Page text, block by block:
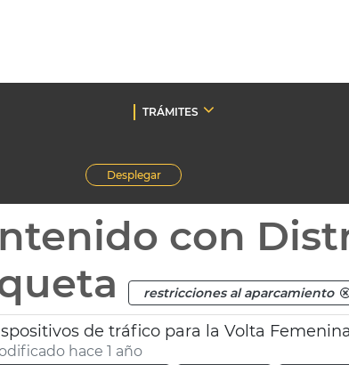
TRÁMITES
Desplegar
con
restricciones al aparcamiento
de tráfico para la Volta
hace 1 año